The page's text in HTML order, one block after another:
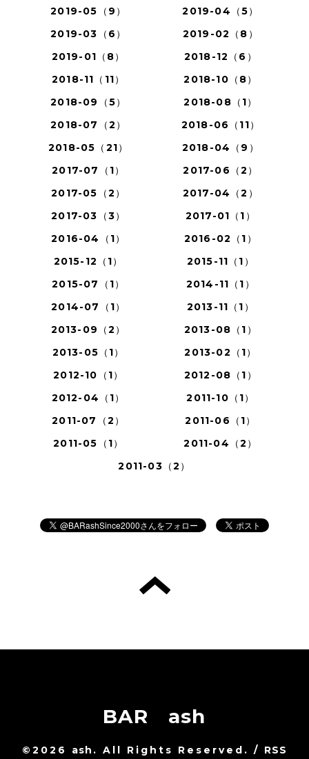
2019-05（9）
2019-04（5）
2019-03（6）
2019-02（8）
2019-01（8）
2018-12（6）
2018-11（11）
2018-10（8）
2018-09（5）
2018-08（1）
2018-07（2）
2018-06（11）
2018-05（21）
2018-04（9）
2017-07（1）
2017-06（2）
2017-05（2）
2017-04（2）
2017-03（3）
2017-01（1）
2016-04（1）
2016-02（1）
2015-12（1）
2015-11（1）
2015-07（1）
2014-11（1）
2014-07（1）
2013-11（1）
2013-09（2）
2013-08（1）
2013-05（1）
2013-02（1）
2012-10（1）
2012-08（1）
2012-04（1）
2011-10（1）
2011-07（2）
2011-06（1）
2011-05（1）
2011-04（2）
2011-03（2）
BAR ash
©2026 ash . All Rights Reserved. / RSS